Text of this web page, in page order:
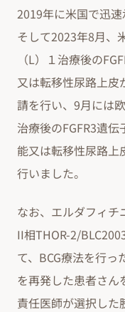
2019年に米国で迅速
そして2023年8月、
（L）１治療後の
又は転移性尿路上皮
請を行い、9月には
治療後のFGFR3遺
能又は転移性尿路上
行いました。
なお、エルダフィ
II相THOR-2/
て、BCG療法を行
を再発した患者さ
責任医師が選択した